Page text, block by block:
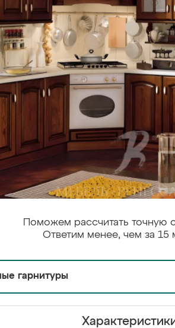
Поможем рассчитать точную
Ответим менее, чем за 15
гарнитуры